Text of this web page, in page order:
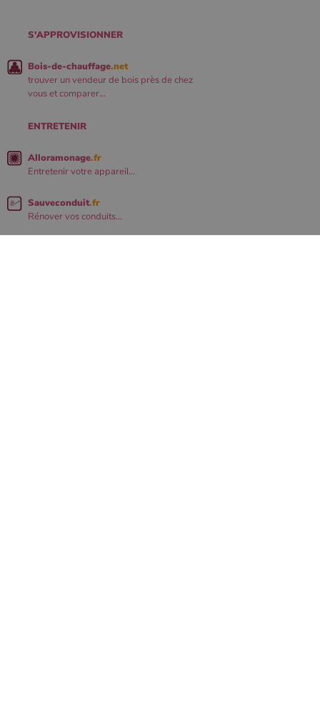
S'APPROVISIONNER
Bois-de-chauffage.net
trouver un vendeur de bois près de chez
vous et comparer...
ENTRETENIR
Alloramonage.fr
Entretenir votre appareil...
Sauveconduit.fr
Rénover vos conduits...